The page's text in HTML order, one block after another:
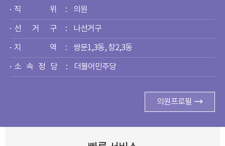
직 위 의원
선 거 구 나선거구
지 역 쌍문1,3동, 창2,3동
소 속 정 당 더불어민주당
의원프로필